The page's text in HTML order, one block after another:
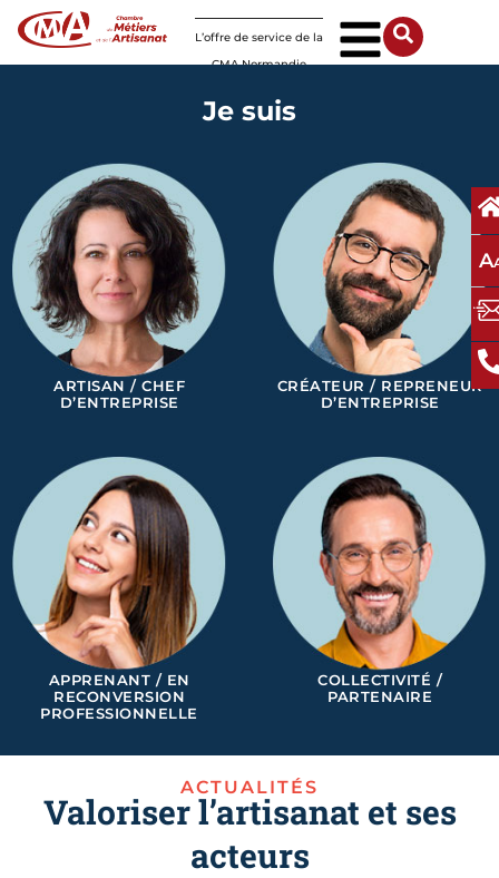
L’offre de service de la
CMA Normandie
A
Je suis
ARTISAN / CHEF
D’ENTREPRISE
CRÉATEUR / REPRENEUR
D’ENTREPRISE
APPRENANT / EN
RECONVERSION
PROFESSIONNELLE
COLLECTIVITÉ /
PARTENAIRE
ACTUALITÉS
Valoriser l’artisanat et ses
acteurs
Panneau de gestion des cookies